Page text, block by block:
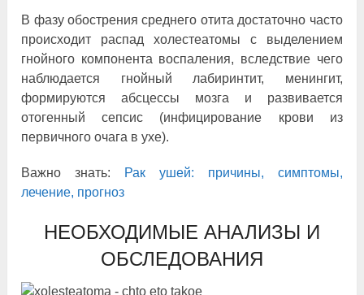
В фазу обострения среднего отита достаточно часто
происходит распад холестеатомы с выделением
гнойного компонента воспаления, вследствие чего
наблюдается гнойный лабиринтит, менингит,
формируются абсцессы мозга и развивается
отогенный сепсис (инфицирование крови из
первичного очага в ухе).
Важно знать:
Рак ушей: причины, симптомы,
лечение, прогноз
НЕОБХОДИМЫЕ АНАЛИЗЫ И
ОБСЛЕДОВАНИЯ